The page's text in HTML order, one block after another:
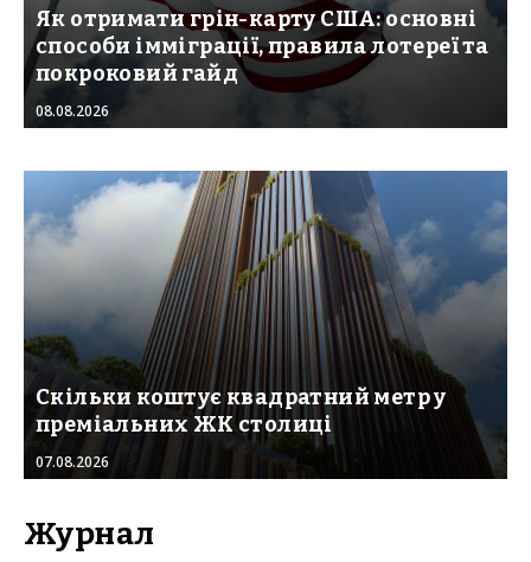
Як отримати грін-карту США: основні
способи імміграції, правила лотереї та
покроковий гайд
08.08.2026
Скільки коштує квадратний метр у
преміальних ЖК столиці
07.08.2026
Журнал